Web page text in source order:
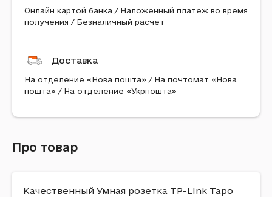
Онлайн картой банка / Наложенный платеж во время
получения / Безналичный расчет
Доставка
На отделение «Нова пошта» / На почтомат «Нова
пошта» / На отделение «Укрпошта»
Про товар
Качественный Умная розетка TP-Link Tapo